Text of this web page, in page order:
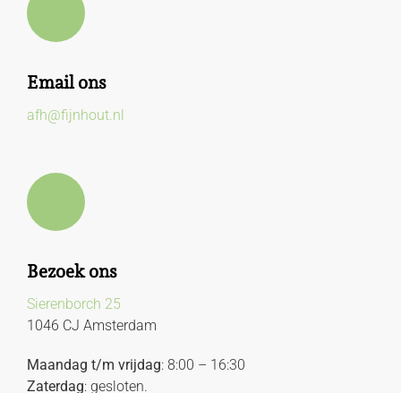
Email ons
afh@fijnhout.nl
Bezoek ons
Sierenborch 25
1046 CJ Amsterdam
Maandag t/m vrijdag: 8:00 – 16:30
Zaterdag: gesloten.